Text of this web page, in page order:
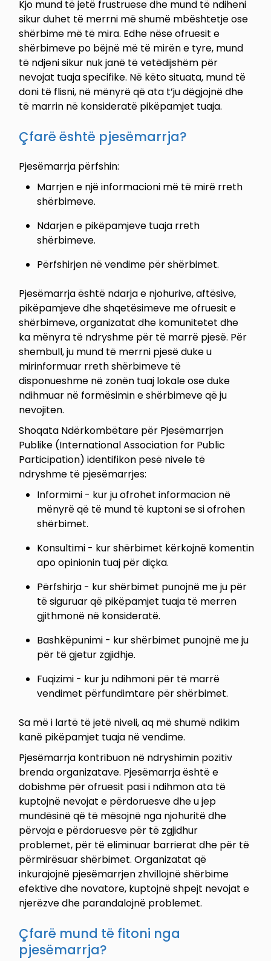
Kjo mund të jetë frustruese dhe mund të ndiheni
sikur duhet të merrni më shumë mbështetje ose
shërbime më të mira. Edhe nëse ofruesit e
shërbimeve po bëjnë më të mirën e tyre, mund
të ndjeni sikur nuk janë të vetëdijshëm për
nevojat tuaja specifike. Në këto situata, mund të
doni të flisni, në mënyrë që ata t’ju dëgjojnë dhe
të marrin në konsideratë pikëpamjet tuaja.
Çfarë është pjesëmarrja?
Pjesëmarrja përfshin:
Marrjen e një informacioni më të mirë rreth
shërbimeve.
Ndarjen e pikëpamjeve tuaja rreth
shërbimeve.
Përfshirjen në vendime për shërbimet.
Pjesëmarrja është ndarja e njohurive, aftësive,
pikëpamjeve dhe shqetësimeve me ofruesit e
shërbimeve, organizatat dhe komunitetet dhe
ka mënyra të ndryshme për të marrë pjesë. Për
shembull, ju mund të merrni pjesë duke u
mirinformuar rreth shërbimeve të
disponueshme në zonën tuaj lokale ose duke
ndihmuar në formësimin e shërbimeve që ju
nevojiten.
Shoqata Ndërkombëtare për Pjesëmarrjen
Publike (International Association for Public
Participation) identifikon pesë nivele të
ndryshme të pjesëmarrjes:
Informimi - kur ju ofrohet informacion në
mënyrë që të mund të kuptoni se si ofrohen
shërbimet.
Konsultimi - kur shërbimet kërkojnë komentin
apo opinionin tuaj për diçka.
Përfshirja - kur shërbimet punojnë me ju për
të siguruar që pikëpamjet tuaja të merren
gjithmonë në konsideratë.
Bashkëpunimi - kur shërbimet punojnë me ju
për të gjetur zgjidhje.
Fuqizimi - kur ju ndihmoni për të marrë
vendimet përfundimtare për shërbimet.
Sa më i lartë të jetë niveli, aq më shumë ndikim
kanë pikëpamjet tuaja në vendime.
Pjesëmarrja kontribuon në ndryshimin pozitiv
brenda organizatave. Pjesëmarrja është e
dobishme për ofruesit pasi i ndihmon ata të
kuptojnë nevojat e përdoruesve dhe u jep
mundësinë që të mësojnë nga njohuritë dhe
përvoja e përdoruesve për të zgjidhur
problemet, për të eliminuar barrierat dhe për të
përmirësuar shërbimet. Organizatat që
inkurajojnë pjesëmarrjen zhvillojnë shërbime
efektive dhe novatore, kuptojnë shpejt nevojat e
njerëzve dhe parandalojnë problemet.
Çfarë mund të fitoni nga
pjesëmarrja?